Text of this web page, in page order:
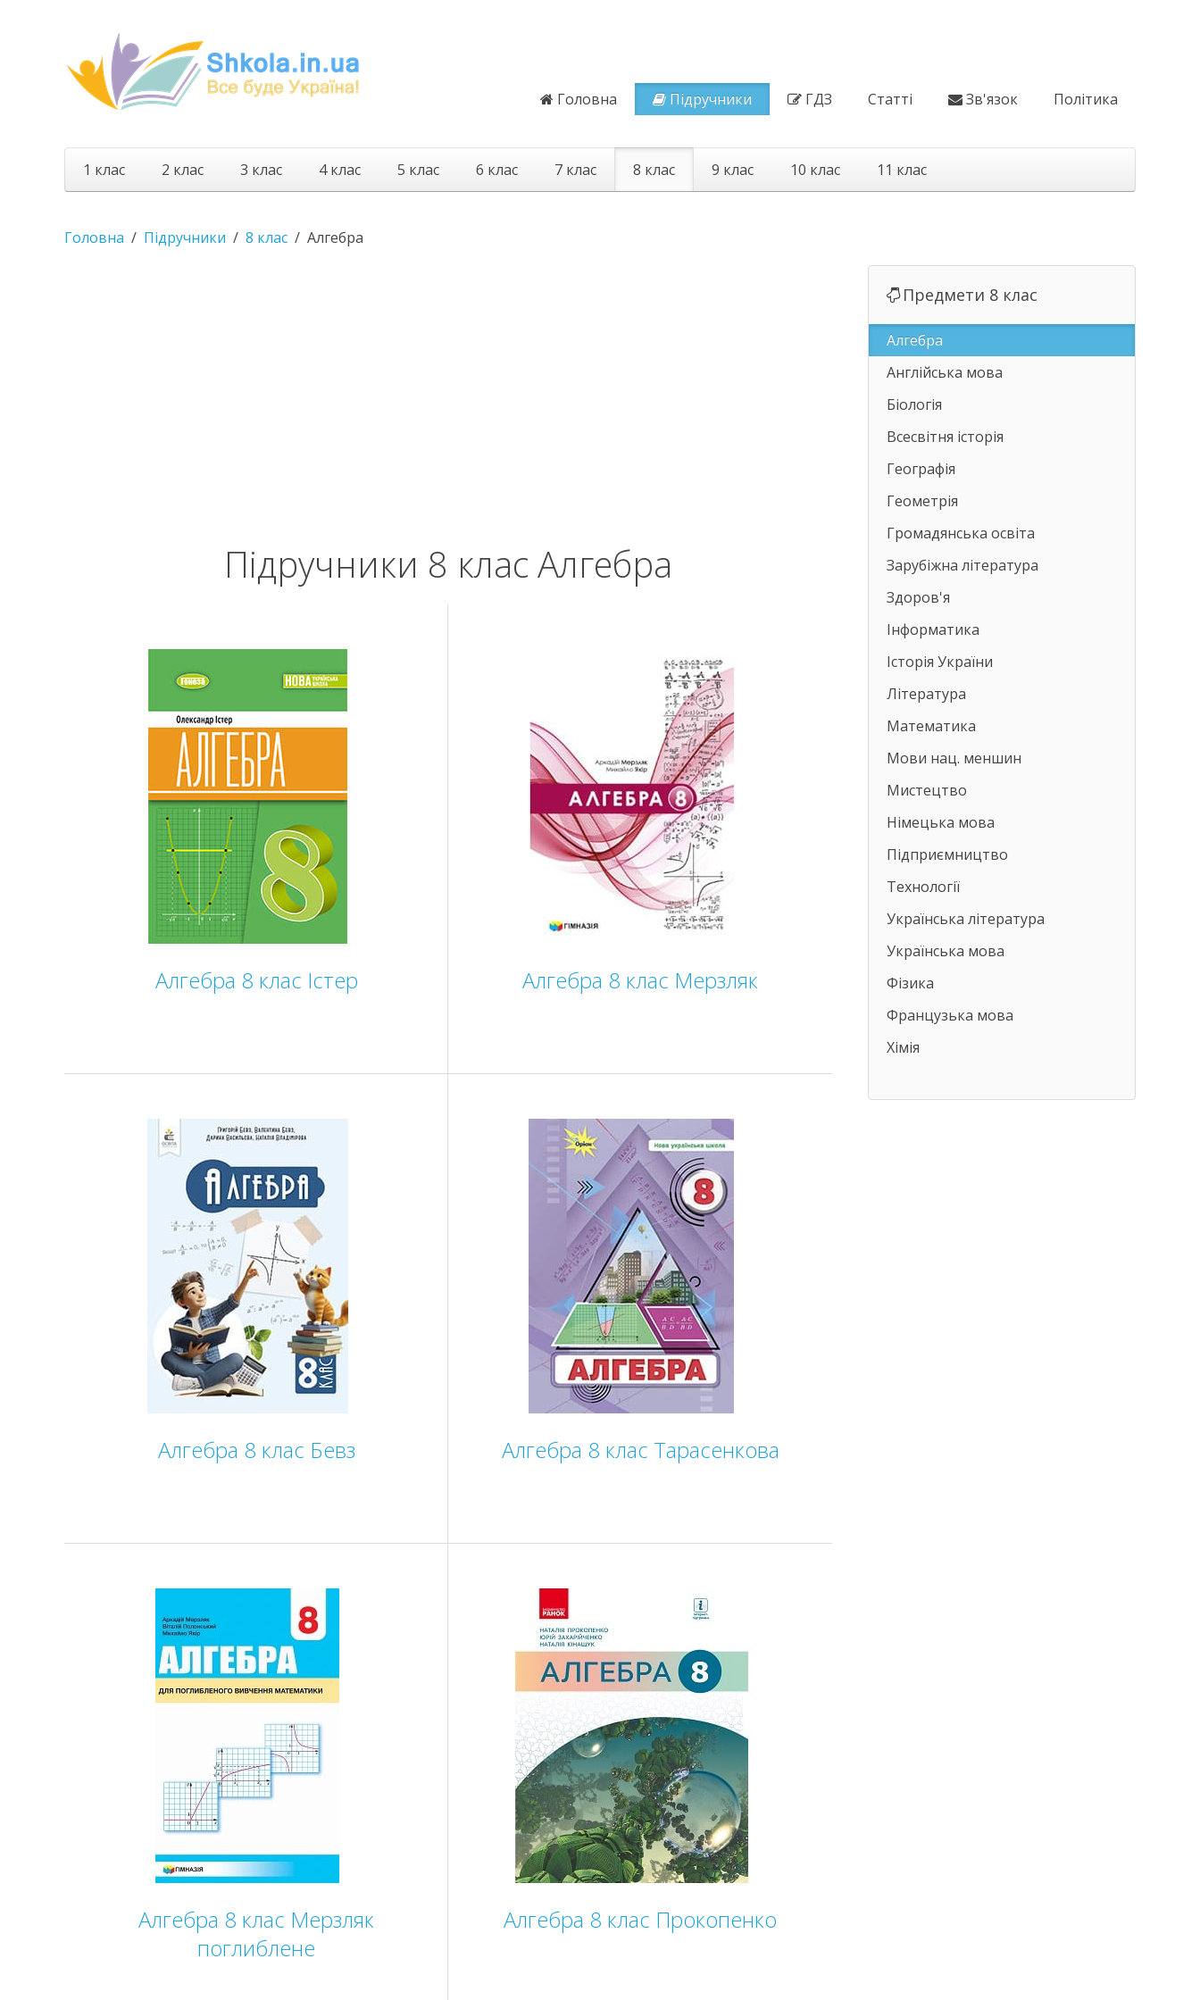
Головна Підручники ГДЗ Статті Зв'язок Політика
1 клас 2 клас 3 клас 4 клас 5 клас 6 клас 7 клас 8 клас 9 клас 10 клас 11 клас
Головна Підручники 8 клас Алгебра
Підручники 8 клас Алгебра
Алгебра 8 клас Істер Алгебра 8 клас Мерзляк
Алгебра 8 клас Бевз Алгебра 8 клас Тарасенкова
Алгебра 8 клас Мерзляк
поглиблене
Алгебра 8 клас Прокопенко
Предмети 8 клас
Алгебра
Англійська мова
Біологія
Всесвітня історія
Географія
Геометрія
Громадянська освіта
Зарубіжна література
Здоров'я
Інформатика
Історія України
Література
Математика
Мови нац. меншин
Мистецтво
Німецька мова
Підприємництво
Технології
Українська література
Українська мова
Фізика
Французька мова
Хімія